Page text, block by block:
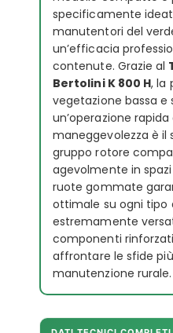
specificamente
manutentori del
un’efficacia
contenute. Grazie al
Bertolini K 800 H, la
vegetazione bassa
un’operazione rapida
maneggevolezza è il
gruppo rotore
agevolmente in
ruote gommate
ottimale su ogni tipo
estremamente
componenti
affrontare le sfide
manutenzione rurale.